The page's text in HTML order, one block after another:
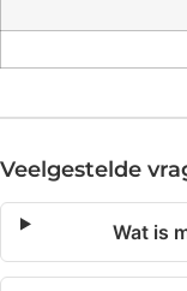
Veelgestelde
Wat is